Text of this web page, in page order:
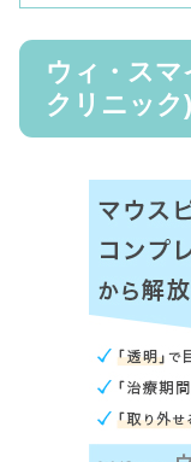
ウィ・ス
クリニック